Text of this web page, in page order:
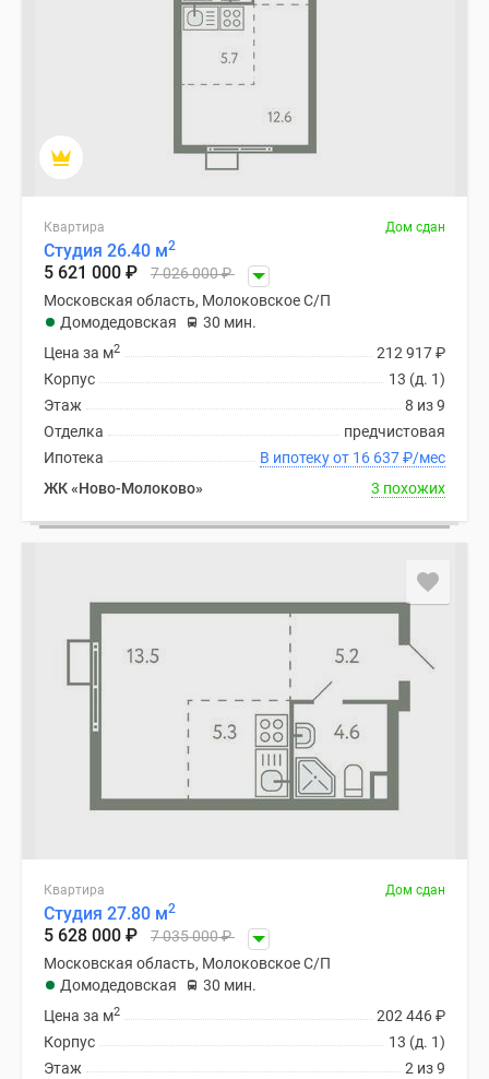
Панорамы
новостроек
Видеообзор
новостроек
Экспертиза
новостроек
Экология
Москвы
Подмосковья
Студии
комнатные
программы
Медиа
Новости
недвижимости
Мнение
эксперта
Аналитика
рынка
Квартира Дом сдан
Студия 26.40 м2
5 621 000 ₽ 7 026 000₽
Московская область, Молоковское С/П
Домодедовская
30 мин.
212 917₽
Цена за м2
13 (д. 1)
Корпус
8 из 9
Этаж
предчистовая
Отделка
В ипотеку от 16 637₽/мес
Ипотека
ЖК «Ново-Молоково»
3 похожих
Квартира Дом сдан
Студия 27.80 м2
5 628 000 ₽ 7 035 000₽
Московская область, Молоковское С/П
Домодедовская
30 мин.
202 446₽
Цена за м2
13 (д. 1)
Корпус
2 из 9
Этаж